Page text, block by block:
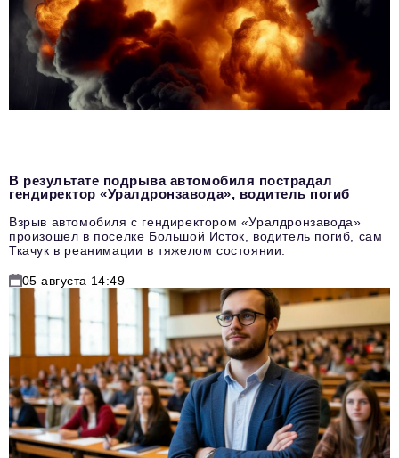
В результате подрыва автомобиля пострадал
гендиректор «Уралдронзавода», водитель погиб
Взрыв автомобиля с гендиректором «Уралдронзавода»
произошел в поселке Большой Исток, водитель погиб, сам
Ткачук в реанимации в тяжелом состоянии.
05 августа 14:49